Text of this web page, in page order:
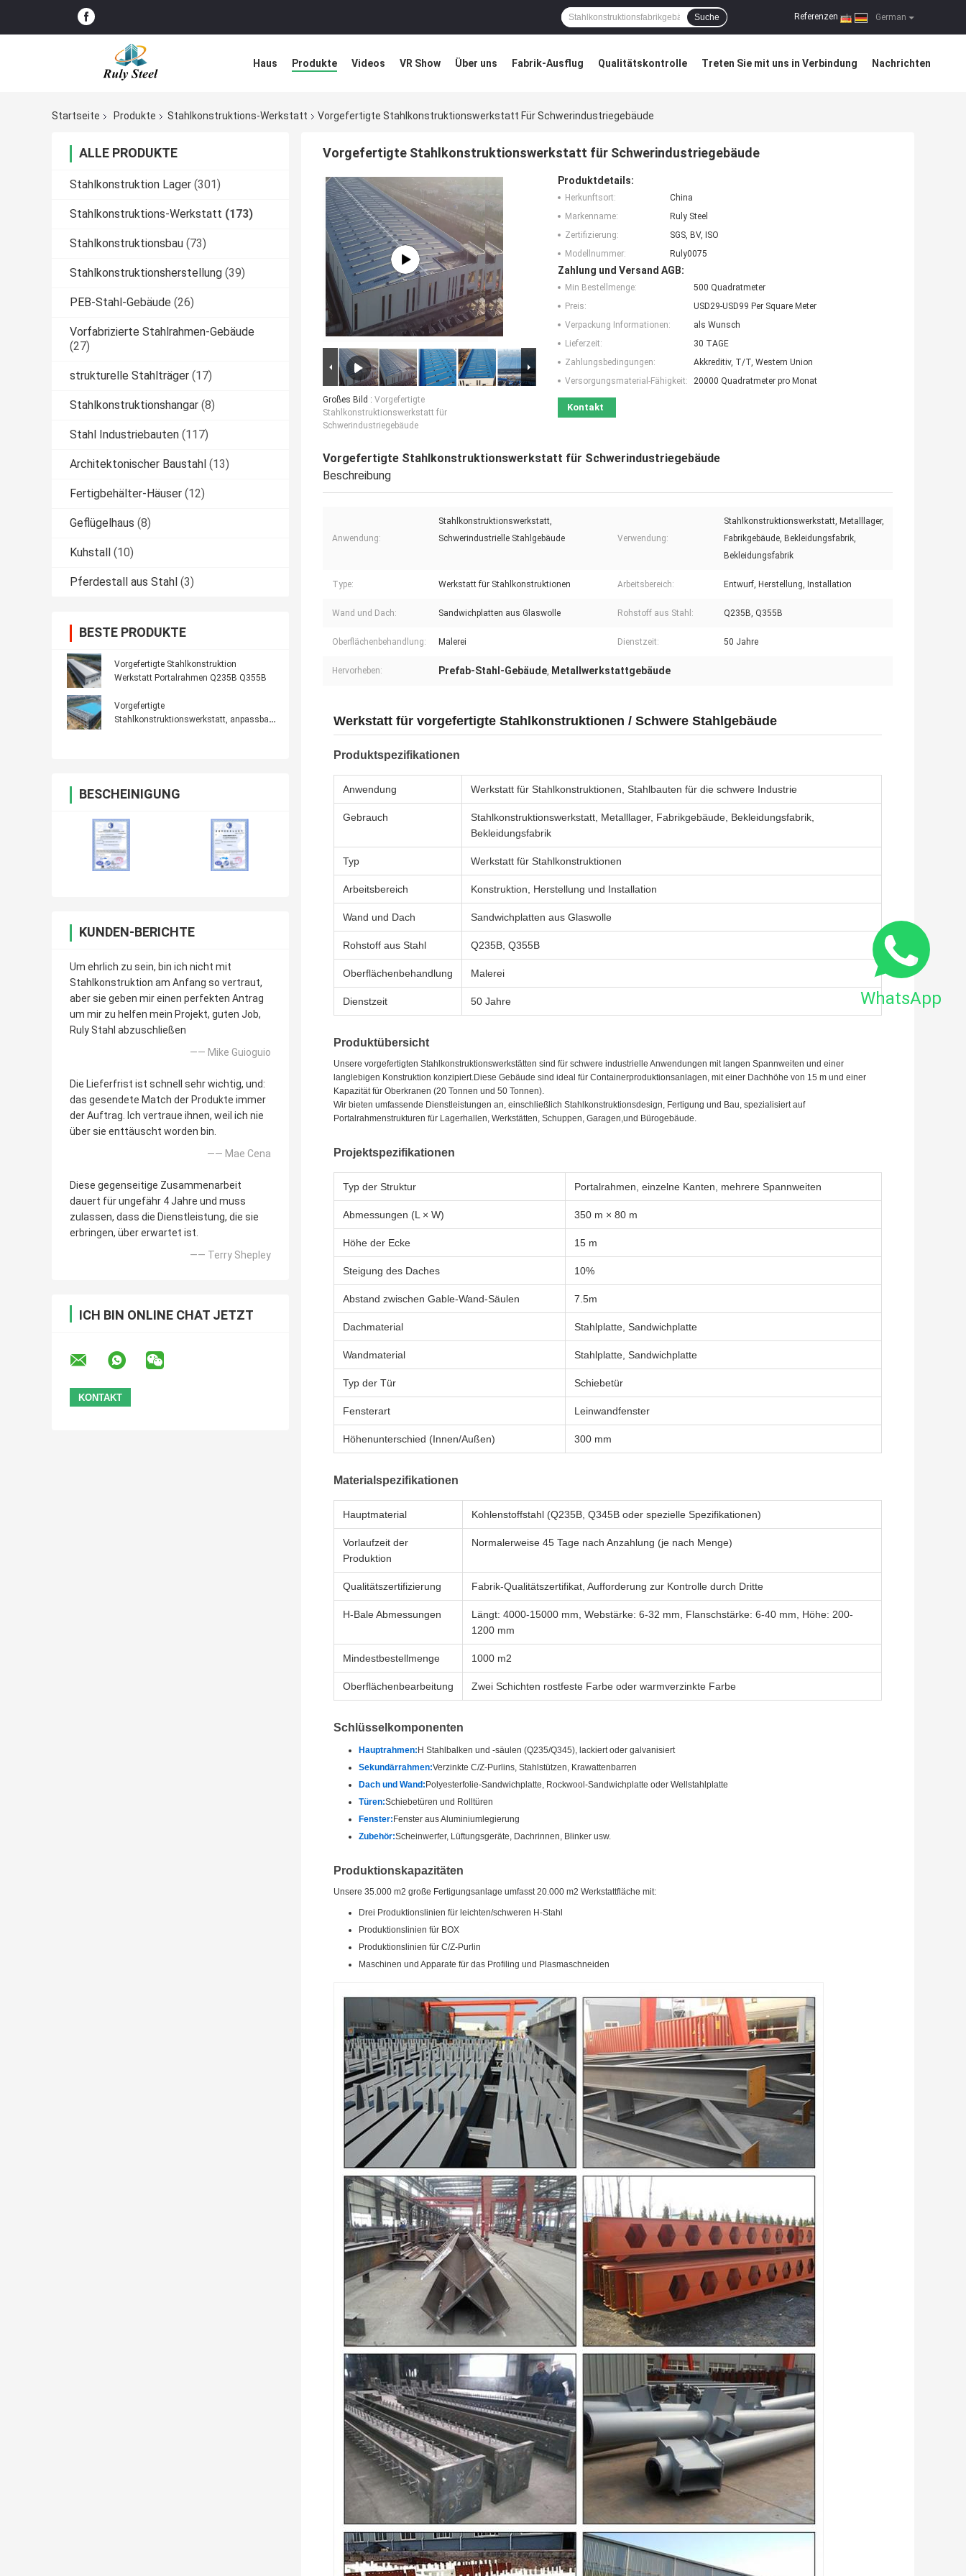
German
Referenzen |
Suche
Haus Produkte Videos VR Show Über uns Fabrik-Ausflug Qualitätskontrolle Treten Sie mit uns in Verbindung Nachrichten
Startseite
Produkte Stahlkonstruktions-Werkstatt Vorgefertigte Stahlkonstruktionswerkstatt Für Schwerindustriegebäude
ALLE PRODUKTE
Stahlkonstruktion Lager (301)
Stahlkonstruktions-Werkstatt (173)
Stahlkonstruktionsbau (73)
Stahlkonstruktionsherstellung (39)
PEB-Stahl-Gebäude (26)
Vorfabrizierte Stahlrahmen-Gebäude
(27)
strukturelle Stahlträger (17)
Stahlkonstruktionshangar (8)
Stahl Industriebauten (117)
Architektonischer Baustahl (13)
Fertigbehälter-Häuser (12)
Geflügelhaus (8)
Kuhstall (10)
Pferdestall aus Stahl (3)
BESTE PRODUKTE
Vorgefertigte Stahlkonstruktion
Werkstatt Portalrahmen Q235B Q355B
Vorgefertigte
Stahlkonstruktionswerkstatt, anpassbar,
BESCHEINIGUNG
KUNDEN-BERICHTE
Um ehrlich zu sein, bin ich nicht mit
Stahlkonstruktion am Anfang so vertraut,
aber sie geben mir einen perfekten Antrag
um mir zu helfen mein Projekt, guten Job,
Ruly Stahl abzuschließen
—— Mike Guioguio
Die Lieferfrist ist schnell sehr wichtig, und:
das gesendete Match der Produkte immer
der Auftrag. Ich vertraue ihnen, weil ich nie
über sie enttäuscht worden bin.
—— Mae Cena
Diese gegenseitige Zusammenarbeit
dauert für ungefähr 4 Jahre und muss
zulassen, dass die Dienstleistung, die sie
erbringen, über erwartet ist.
—— Terry Shepley
ICH BIN ONLINE CHAT JETZT
Vorgefertigte Stahlkonstruktionswerkstatt für Schwerindustriegebäude
Großes Bild : Vorgefertigte
Stahlkonstruktionswerkstatt für
Schwerindustriegebäude
Produktdetails:
Herkunftsort:
China
Markenname:
Ruly Steel
Zertifizierung:
SGS, BV, ISO
Modellnummer:
Ruly0075
Zahlung und Versand AGB:
Min Bestellmenge:
500 Quadratmeter
Preis:
USD29-USD99 Per Square Meter
Verpackung Informationen:
als Wunsch
Lieferzeit:
30 TAGE
Zahlungsbedingungen:
Akkreditiv, T/T, Western Union
Versorgungsmaterial-Fähigkeit:
20000 Quadratmeter pro Monat
Kontakt
Vorgefertigte Stahlkonstruktionswerkstatt für Schwerindustriegebäude
Beschreibung
Anwendung:
Stahlkonstruktionswerkstatt,
Schwerindustrielle Stahlgebäude
Verwendung:
Stahlkonstruktionswerkstatt, Metalllager,
Fabrikgebäude, Bekleidungsfabrik,
Bekleidungsfabrik
Type: Werkstatt für Stahlkonstruktionen Arbeitsbereich: Entwurf, Herstellung, Installation
Wand und Dach: Sandwichplatten aus Glaswolle Rohstoff aus Stahl: Q235B, Q355B
Oberflächenbehandlung: Malerei Dienstzeit: 50 Jahre
Hervorheben: Prefab-Stahl-Gebäude, Metallwerkstattgebäude
Werkstatt für vorgefertigte Stahlkonstruktionen / Schwere Stahlgebäude
Produktspezifikationen
Anwendung Werkstatt für Stahlkonstruktionen, Stahlbauten für die schwere Industrie
Gebrauch
Stahlkonstruktionswerkstatt, Metalllager, Fabrikgebäude, Bekleidungsfabrik,
Bekleidungsfabrik
Typ Werkstatt für Stahlkonstruktionen
Arbeitsbereich Konstruktion, Herstellung und Installation
Wand und Dach Sandwichplatten aus Glaswolle
Rohstoff aus Stahl Q235B, Q355B
Oberflächenbehandlung Malerei
Dienstzeit 50 Jahre
Produktübersicht
Unsere vorgefertigten Stahlkonstruktionswerkstätten sind für schwere industrielle Anwendungen mit langen Spannweiten und einer
langlebigen Konstruktion konzipiert.Diese Gebäude sind ideal für Containerproduktionsanlagen, mit einer Dachhöhe von 15 m und einer
Kapazität für Oberkranen (20 Tonnen und 50 Tonnen).
Wir bieten umfassende Dienstleistungen an, einschließlich Stahlkonstruktionsdesign, Fertigung und Bau, spezialisiert auf
Portalrahmenstrukturen für Lagerhallen, Werkstätten, Schuppen, Garagen,und Bürogebäude.
Projektspezifikationen
Typ der Struktur Portalrahmen, einzelne Kanten, mehrere Spannweiten
Abmessungen (L × W) 350 m × 80 m
Höhe der Ecke 15 m
Steigung des Daches 10%
Abstand zwischen Gable-Wand-Säulen 7.5m
Dachmaterial Stahlplatte, Sandwichplatte
Wandmaterial Stahlplatte, Sandwichplatte
Typ der Tür Schiebetür
Fensterart Leinwandfenster
Höhenunterschied (Innen/Außen) 300 mm
Materialspezifikationen
Hauptmaterial Kohlenstoffstahl (Q235B, Q345B oder spezielle Spezifikationen)
Vorlaufzeit der
Produktion
Normalerweise 45 Tage nach Anzahlung (je nach Menge)
Qualitätszertifizierung Fabrik-Qualitätszertifikat, Aufforderung zur Kontrolle durch Dritte
H-Bale Abmessungen
Längt: 4000-15000 mm, Webstärke: 6-32 mm, Flanschstärke: 6-40 mm, Höhe: 200-
1200 mm
Mindestbestellmenge 1000 m2
Oberflächenbearbeitung Zwei Schichten rostfeste Farbe oder warmverzinkte Farbe
Schlüsselkomponenten
Hauptrahmen: H Stahlbalken und -säulen (Q235/Q345), lackiert oder galvanisiert
Sekundärrahmen:Verzinkte C/Z-Purlins, Stahlstützen, Krawattenbarren
Dach und Wand: Polyesterfolie-Sandwichplatte, Rockwool-Sandwichplatte oder Wellstahlplatte
Türen:Schiebetüren und Rolltüren
Fenster: Fenster aus Aluminiumlegierung
Zubehör:Scheinwerfer, Lüftungsgeräte, Dachrinnen, Blinker usw.
Produktionskapazitäten
Unsere 35.000 m2 große Fertigungsanlage umfasst 20.000 m2 Werkstattfläche mit:
Drei Produktionslinien für leichten/schweren H-Stahl
Produktionslinien für BOX
Produktionslinien für C/Z-Purlin
Maschinen und Apparate für das Profiling und Plasmaschneiden
WhatsApp